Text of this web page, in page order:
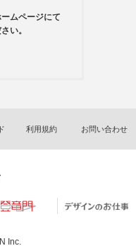
ムページにて
い。
利用規約 お問い合わせ
Inc.